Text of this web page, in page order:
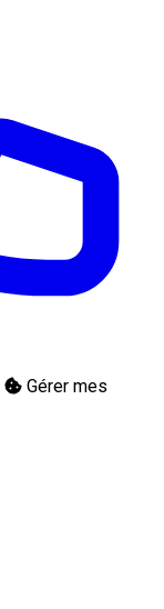
Gérer mes